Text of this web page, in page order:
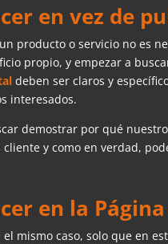
en vez de
producto o servicio no es
propio, y empezar a
deben ser claros y
interesados.
demostrar por qué
cliente y como en verdad,
en la Página
el mismo caso, solo que en